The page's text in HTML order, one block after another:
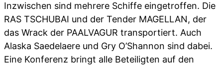
Inzwischen sind mehrere Schiffe eingetroffen. Die
RAS TSCHUBAI und der Tender MAGELLAN, der
das Wrack der PAALVAGUR transportiert. Auch
Alaska Saedelaere und Gry O’Shannon sind dabei.
Eine Konferenz bringt alle Beteiligten auf den